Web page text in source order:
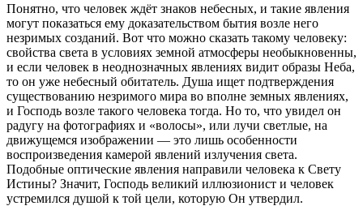
Понятно, что человек ждёт знаков небесных, и такие явления
могут показаться ему доказательством бытия возле него
незримых созданий. Вот что можно сказать такому человеку:
свойства света в условиях земной атмосферы необыкновенны,
и если человек в неоднозначных явлениях видит образы Неба,
то он уже небесный обитатель. Душа ищет подтверждения
существованию незримого мира во вполне земных явлениях,
и Господь возле такого человека тогда. Но то, что увидел он
радугу на фотографиях и «волосы», или лучи светлые, на
движущемся изображении — это лишь особенности
воспроизведения камерой явлений излучения света.
Подобные оптические явления направили человека к Свету
Истины? Значит, Господь великий иллюзионист и человек
устремился душой к той цели, которую Он утвердил.